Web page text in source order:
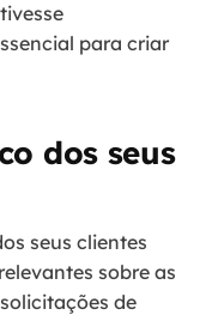
para criar
dos seus
seus clientes
sobre as
de